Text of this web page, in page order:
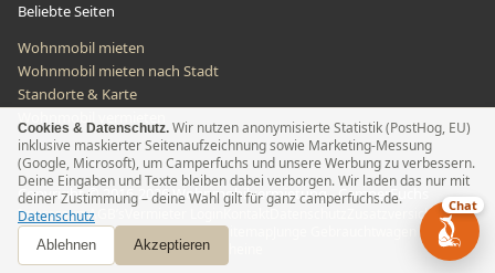
Beliebte Seiten
Wohnmobil mieten
Wohnmobil mieten nach Stadt
Standorte & Karte
Copyright © 2016-2026 Wohnmobilvermietung - CamperFuchs
ImpressumAGB’s
Zusatzversicherung
Versicherungsvertrag widerrufenSitemap
Angebot anfordernGeschenkgutscheine
Cookies & Datenschutz. Wir nutzen anonymisierte Statistik (PostHog, EU)
inklusive maskierter Seitenaufzeichnung sowie Marketing-Messung
(Google, Microsoft), um Camperfuchs und unsere Werbung zu verbessern.
Deine Eingaben und Texte bleiben dabei verborgen. Wir laden das nur mit
deiner Zustimmung – deine Wahl gilt für ganz camperfuchs.de.
Datenschutz
Ablehnen Akzeptieren
Chat